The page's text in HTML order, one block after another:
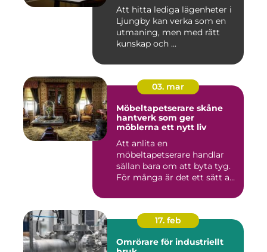
Att hitta lediga lägenheter i
Ljungby kan verka som en
utmaning, men med rätt
kunskap och ...
03. mar
Möbeltapetserare skåne
hantverk som ger
möblerna ett nytt liv
Att anlita en
möbeltapetserare handlar
sällan bara om att byta tyg.
För många är det ett sätt att
17. feb
Omrörare för industriellt